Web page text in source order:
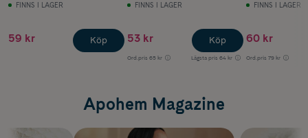
FINNS I LAGER
59 kr Köp
FINNS I LAGER
53 kr
Ord.pris 65 kr Lägsta pris 64 kr
Köp
FINNS I LAGER
60 kr
Ord.pris 79 kr
Apohem Magazine